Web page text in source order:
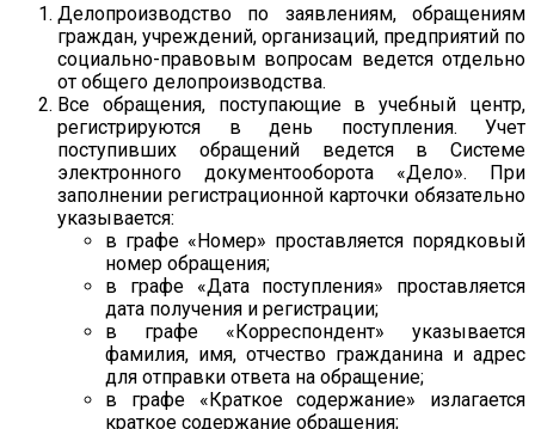
Делопроизводство по заявлениям, обращениям
граждан, учреждений, организаций, предприятий по
социально-правовым вопросам ведется отдельно
от общего делопроизводства.
Все обращения, поступающие в учебный центр,
регистрируются в день поступления. Учет
поступивших обращений ведется в Системе
электронного документооборота «Дело». При
заполнении регистрационной карточки обязательно
указывается:
в графе «Номер» проставляется порядковый
номер обращения;
в графе «Дата поступления» проставляется
дата получения и регистрации;
в графе «Корреспондент» указывается
фамилия, имя, отчество гражданина и адрес
для отправки ответа на обращение;
в графе «Краткое содержание» излагается
краткое содержание обращения;